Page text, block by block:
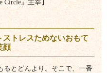
Circle』主宰】
トレスためないおもて
顔
るとどんより。そこで、一番